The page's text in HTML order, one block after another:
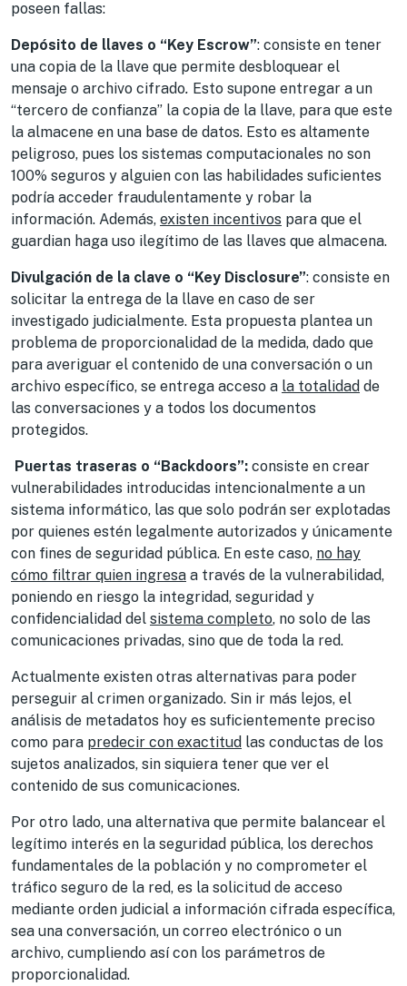
poseen fallas:
Depósito de llaves o “Key Escrow”: consiste en tener
una copia de la llave que permite desbloquear el
mensaje o archivo cifrado. Esto supone entregar a un
“tercero de confianza” la copia de la llave, para que este
la almacene en una base de datos. Esto es altamente
peligroso, pues los sistemas computacionales no son
100% seguros y alguien con las habilidades suficientes
podría acceder fraudulentamente y robar la
información. Además, existen incentivos para que el
guardian haga uso ilegítimo de las llaves que almacena.
Divulgación de la clave o “Key Disclosure”: consiste en
solicitar la entrega de la llave en caso de ser
investigado judicialmente. Esta propuesta plantea un
problema de proporcionalidad de la medida, dado que
para averiguar el contenido de una conversación o un
archivo específico, se entrega acceso a la totalidad de
las conversaciones y a todos los documentos
protegidos.
Puertas traseras o “Backdoors”: consiste en crear
vulnerabilidades introducidas intencionalmente a un
sistema informático, las que solo podrán ser explotadas
por quienes estén legalmente autorizados y únicamente
con fines de seguridad pública. En este caso, no hay
cómo filtrar quien ingresa a través de la vulnerabilidad,
poniendo en riesgo la integridad, seguridad y
confidencialidad del sistema completo, no solo de las
comunicaciones privadas, sino que de toda la red.
Actualmente existen otras alternativas para poder
perseguir al crimen organizado. Sin ir más lejos, el
análisis de metadatos hoy es suficientemente preciso
como para predecir con exactitud las conductas de los
sujetos analizados, sin siquiera tener que ver el
contenido de sus comunicaciones.
Por otro lado, una alternativa que permite balancear el
legítimo interés en la seguridad pública, los derechos
fundamentales de la población y no comprometer el
tráfico seguro de la red, es la solicitud de acceso
mediante orden judicial a información cifrada específica,
sea una conversación, un correo electrónico o un
archivo, cumpliendo así con los parámetros de
proporcionalidad.